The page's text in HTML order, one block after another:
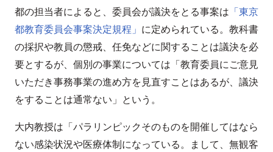
都の担当者によると、委員会が議決をとる事案は 「東京
都教育委員会事案決定規程」 に定められている。教科書
の採択や教員の懲戒、任免などに関することは議決を必
要とするが、個別の事業については「教育委員にご意見
いただき事務事業の進め方を見直すことはあるが、議決
をすることは通常ない」という。
大内教授は「パラリンピックそのものを開催してはなら
ない感染状況や医療体制になっている。まして、無観客